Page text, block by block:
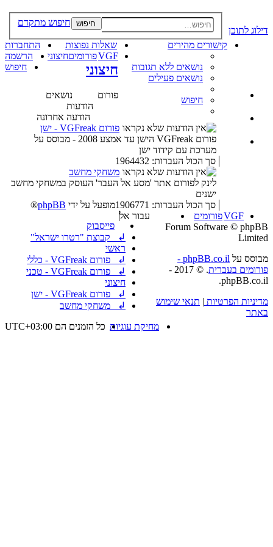
דילוג לתוכן
חיפוש חיפוש מתקדם
קישורים מהירים
נושאים ללא תגובות
נושאים פעילים
חיפוש
שאלות נפוצות
התחברות
הרשמה
VGFפורומיםחיצוני
חיפוש
חיצוני
פורום
נושאים
הודעות
הודעה אחרונה
פורום VGFreak - ישן
פורום VGFreak הישן עד אמצע 2008 - מבוסס על
מערכת עם קידוד ישן
סך הכול העברות: 1964432
משחקי מחשב
לינק לפורום אתר 'מסע אל העבר' העוסק במשחקי מחשב
ישנים
סך הכול העברות: 1906771
עבור אל
פייסבוק
↲ קבוצת "רטרו ישראל"
ראשי
↲ פורום VGFreak - כללי
↲ פורום VGFreak - טכני
חיצוני
↲ פורום VGFreak - ישן
↲ משחקי מחשב
VGFפורומים
כל הזמנים הם UTC+03:00 מחיקת עוגיות
מופעל על ידי phpBB
®
Forum Software © phpBB
Limited
מבוסס על
phpBB.co.il -
פורומים בעברית
. © 2017 -
phpBB.co.il.
מדיניות הפרטיות | תנאי שימוש
באתר